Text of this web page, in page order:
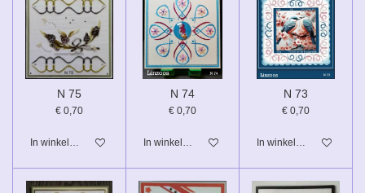
N 75
€ 0,70
In winkelwagen
N 74
€ 0,70
In winkelwagen
N 73
€ 0,70
In winkelwagen